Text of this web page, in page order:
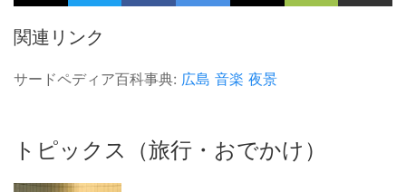
関連リンク
サードペディア百科事典: 広島 音楽 夜景
トピックス（旅行・おでかけ）